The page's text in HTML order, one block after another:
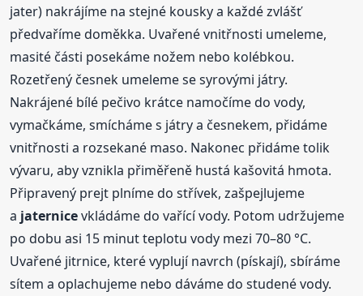
jater) nakrájíme na stejné kousky a každé zvlášť
předvaříme doměkka. Uvařené vnitřnosti umeleme,
masité části posekáme nožem nebo kolébkou.
Rozetřený česnek umeleme se syrovými játry.
Nakrájené bílé pečivo krátce namočíme do vody,
vymačkáme, smícháme s játry a česnekem, přidáme
vnitřnosti a rozsekané maso. Nakonec přidáme tolik
vývaru, aby vznikla přiměřeně hustá kašovitá hmota.
Připravený prejt plníme do střívek, zašpejlujeme
a jaternicevkládáme do vařící vody. Potom udržujeme
po dobu asi 15 minut teplotu vody mezi 70–80 °C.
Uvařené jitrnice, které vyplují navrch (pískají), sbíráme
sítem a oplachujeme nebo dáváme do studené vody.